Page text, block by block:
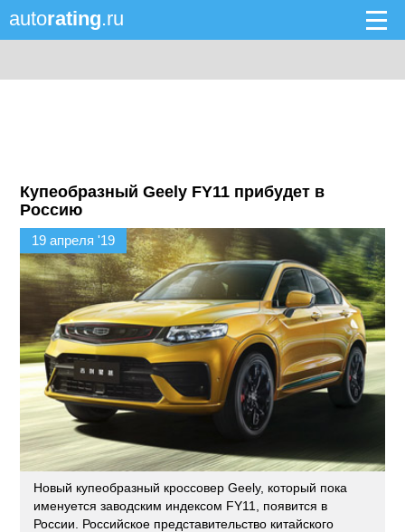
autorating.ru
Купеобразный Geely FY11 прибудет в
Россию
19 апреля '19
Новый купеобразный кроссовер Geely, который пока
именуется заводским индексом FY11, появится в
России. Российское представительство китайского